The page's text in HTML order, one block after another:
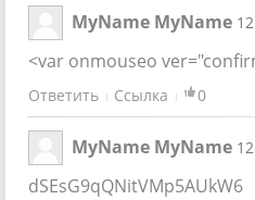
MyName MyName
<var onmouseo
Ответить Ссылка 0
MyName MyName
dSEsG9qQNitVMp5AUkW6